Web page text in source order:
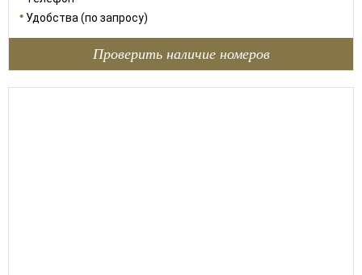
Удобства (по запросу)
Проверить наличие номеров